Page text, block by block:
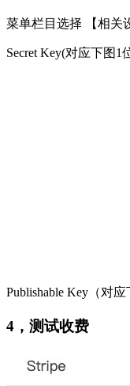
菜单栏目选择 【相关
Secret Key(对应下图1
Publishable Key（对
4，测试收费